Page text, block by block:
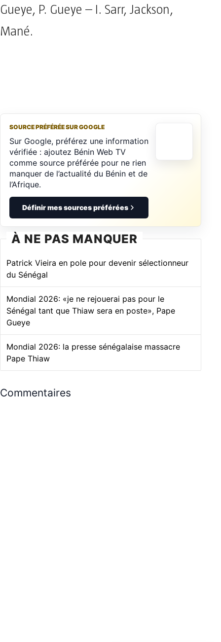
Gueye, P. Gueye – I. Sarr, Jackson,
Mané.
SOURCE PRÉFÉRÉE SUR GOOGLE
Sur Google, préférez une information
vérifiée : ajoutez Bénin Web TV
comme source préférée pour ne rien
manquer de l’actualité du Bénin et de
l’Afrique.
Définir mes sources préférées
À NE PAS MANQUER
Patrick Vieira en pole pour devenir sélectionneur
du Sénégal
Mondial 2026: «je ne rejouerai pas pour le
Sénégal tant que Thiaw sera en poste», Pape
Gueye
Mondial 2026: la presse sénégalaise massacre
Pape Thiaw
Commentaires